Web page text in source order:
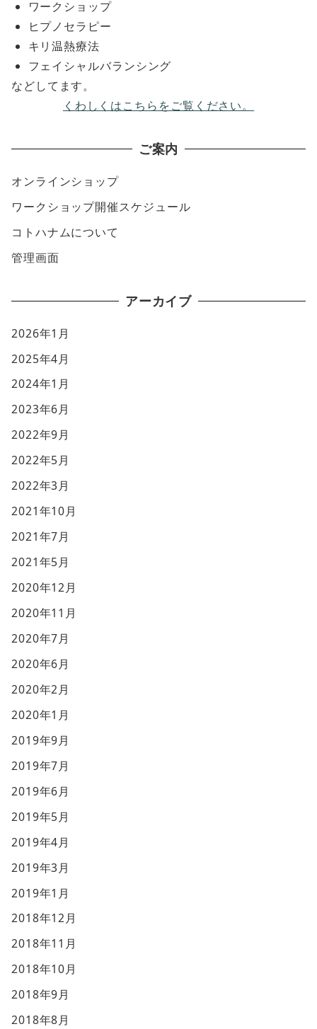
ワークショップ
ヒプノセラピー
キリ温熱療法
フェイシャルバランシング
などしてます。
くわしくはこちらをご覧ください。
ご案内
オンラインショップ
ワークショップ開催スケジュール
コトハナムについて
管理画面
アーカイブ
2026年1月
2025年4月
2024年1月
2023年6月
2022年9月
2022年5月
2022年3月
2021年10月
2021年7月
2021年5月
2020年12月
2020年11月
2020年7月
2020年6月
2020年2月
2020年1月
2019年9月
2019年7月
2019年6月
2019年5月
2019年4月
2019年3月
2019年1月
2018年12月
2018年11月
2018年10月
2018年9月
2018年8月